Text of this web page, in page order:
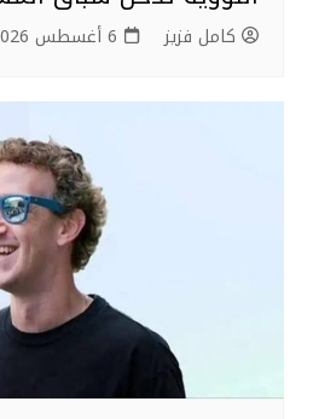
كامل فزيز 6 أغسطس 2026